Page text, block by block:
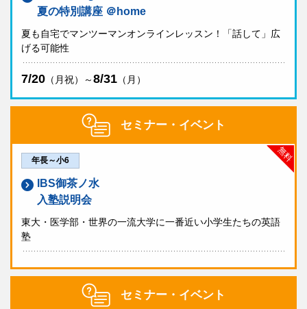
夏の特別講座 ＠home
夏も自宅でマンツーマンオンラインレッスン！「話して」広
げる可能性
7/20 （月祝）～8/31 （月）
セミナー・イベント
無料
年長～小6
IBS御茶ノ水
入塾説明会
東大・医学部・世界の一流大学に一番近い小学生たちの英語
塾
セミナー・イベント